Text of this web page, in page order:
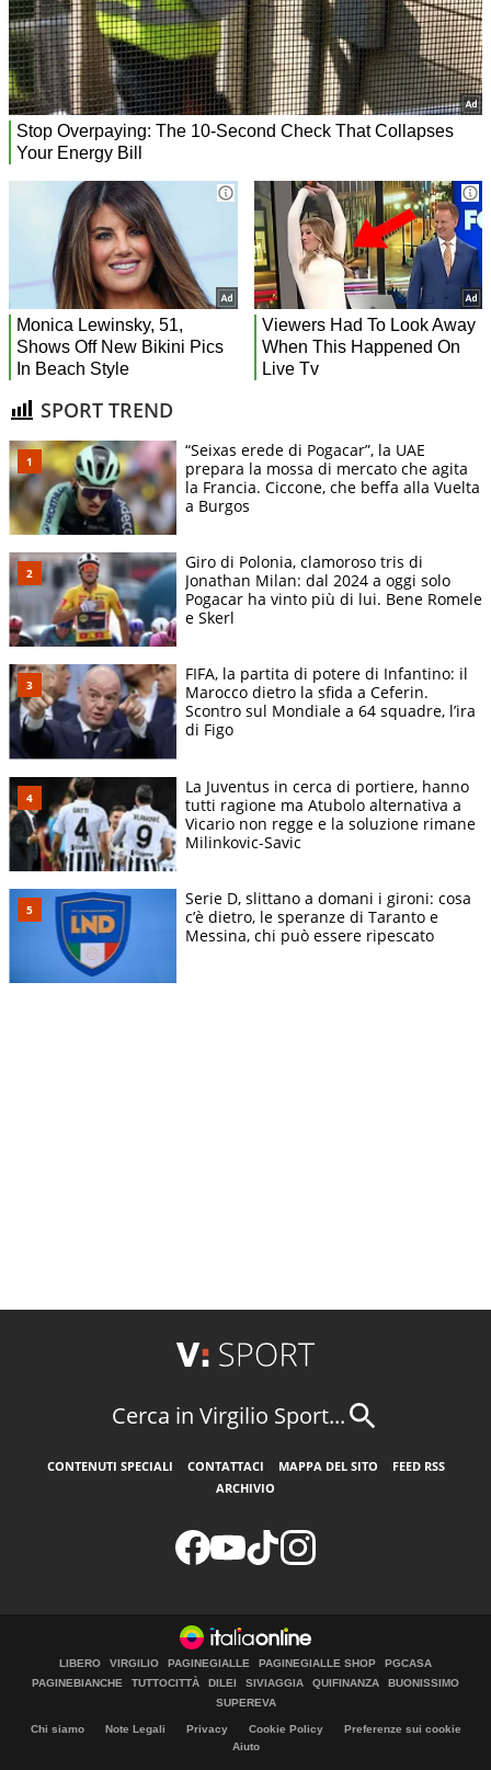
SPORT TREND
“Seixas erede di Pogacar”, la UAE
prepara la mossa di mercato che agita
la Francia. Ciccone, che beffa alla Vuelta
a Burgos
Giro di Polonia, clamoroso tris di
Jonathan Milan: dal 2024 a oggi solo
Pogacar ha vinto più di lui. Bene Romele
e Skerl
FIFA, la partita di potere di Infantino: il
Marocco dietro la sfida a Ceferin.
Scontro sul Mondiale a 64 squadre, l’ira
di Figo
La Juventus in cerca di portiere, hanno
tutti ragione ma Atubolo alternativa a
Vicario non regge e la soluzione rimane
Milinkovic-Savic
Serie D, slittano a domani i gironi: cosa
c’è dietro, le speranze di Taranto e
Messina, chi può essere ripescato
Cerca in Virgilio Sport...
CONTENUTI SPECIALI CONTATTACI MAPPA DEL SITO
FEED RSS
ARCHIVIO
LIBERO VIRGILIO PAGINEGIALLE PAGINEGIALLE SHOP
PGCASA
PAGINEBIANCHE
TUTTOCITTÀ DILEI SIVIAGGIA QUIFINANZA
BUONISSIMO
SUPEREVA
Chi siamo Note Legali Privacy Cookie Policy
Preferenze sui cookie
Aiuto